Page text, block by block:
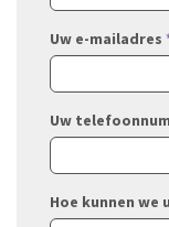
Uw e-mailadres
Uw
Hoe kunnen we